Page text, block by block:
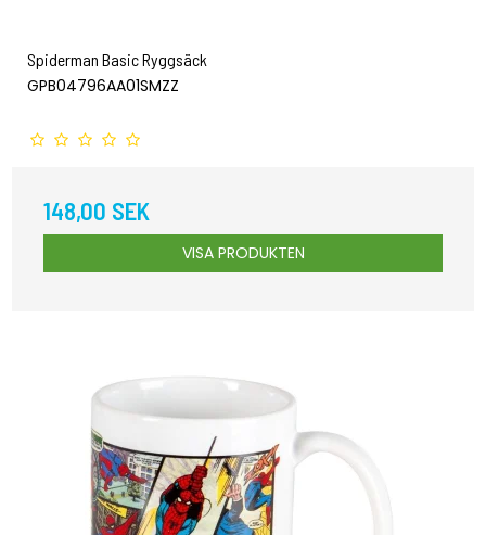
Spiderman Basic Ryggsäck
GPB04796AA01SMZZ
148,00 SEK
VISA PRODUKTEN